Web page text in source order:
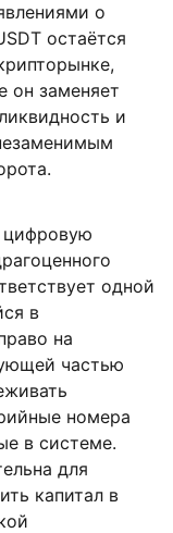
о
остаётся
он заменяет
и
цифровую
одной
в
на
частью
номера
в системе.
для
капитал в